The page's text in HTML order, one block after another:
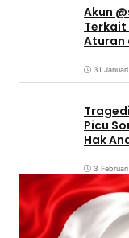
Akun
Terkait
Aturan
31
Picu
Hak
3